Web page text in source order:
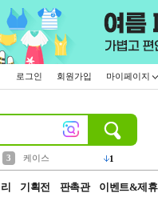
로그인 회원가입 마이페이지
3
케이스
1
기획전 판촉관 이벤트&제휴